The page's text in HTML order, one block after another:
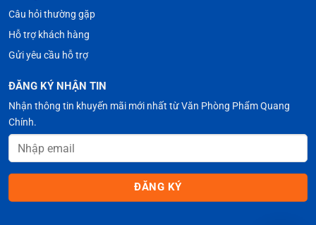
Câu hỏi thường gặp
Hỗ trợ khách hàng
Gửi yêu cầu hỗ trợ
ĐĂNG KÝ NHẬN TIN
Nhận thông tin khuyến mãi mới nhất từ Văn Phòng Phẩm Quang
Chính.